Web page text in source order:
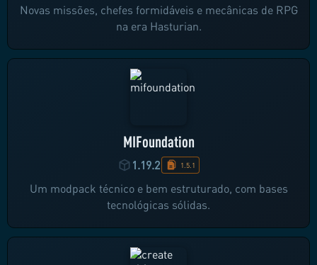
Novas missões, chefes formidáveis e mecânicas de RPG
na era Hasturian.
MIFoundation
1.19.2 1.5.1
Um modpack técnico e bem estruturado, com bases
tecnológicas sólidas.